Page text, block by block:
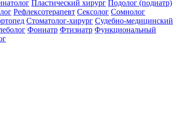
Пластический хирург Подолог (подиатр)
Рефлексотерапевт Сексолог Сомнолог
Стоматолог-хирург Судебно-медицинский
Фониатр Фтизиатр Функциональный